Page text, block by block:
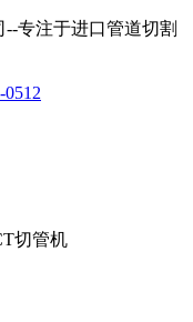
专注于进口管道切割
0512
切管机